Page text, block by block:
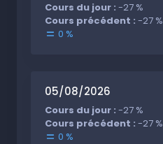
Cours du jour : -27 %
Cours précédent : -27 %
0 %
05/08/2026
Cours du jour : -27 %
Cours précédent : -27 %
0 %